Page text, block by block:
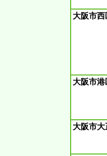
大阪市西
大阪市港
大阪市大